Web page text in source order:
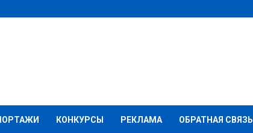
КОНКУРСЫ РЕКЛАМА ОБРАТНАЯ СВЯЗЬ